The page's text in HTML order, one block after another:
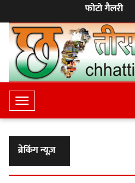
फोटो गैलरी
T
o
g
g
l
ब्रेकिंग न्यूज़